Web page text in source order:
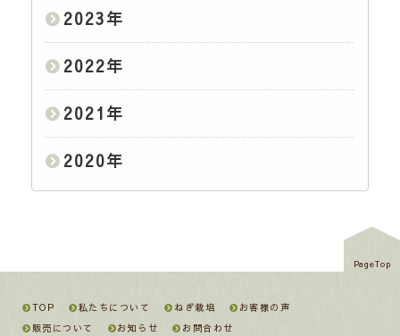
2023年
2022年
2021 年
2020年
PageTop
TOP 私たちについて ねぎ栽培
お客様の声
販売について
お知らせ お問合わせ